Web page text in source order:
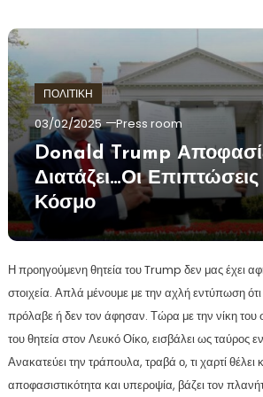
ΠΟΛΙΤΙΚΗ
03/02/2025 Press room
Donald Trump
Διατάζει…οι
Κόσμο
Η προηγούμενη θητεία του Trump δεν μας έχει
στοιχεία. Απλά μένουμε με την αχλή εντύπωση ότι
πρόλαβε ή δεν τον άφησαν. Τώρα με την νίκη του
του θητεία στον Λευκό Οίκο, εισβάλει ως ταύρος
Ανακατεύει την τράπουλα, τραβά ο, τι χαρτί θέλει
αποφασιστικότητα και υπεροψία, βάζει τον